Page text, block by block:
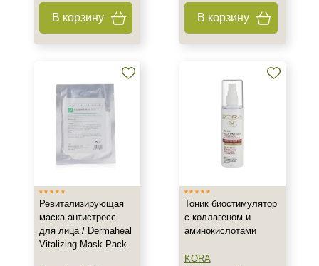
Показать еще
Ингредиенты
DMAE
Показать еще
Время применения
Вечер
Всесезонный
День
Показать еще
В корзину В корзину
Ревитализирующая
маска-антистресс
для лица / Dermaheal
Vitalizing Mask Pack
Тоник биостимулятор
с коллагеном и
аминокислотами
KORA